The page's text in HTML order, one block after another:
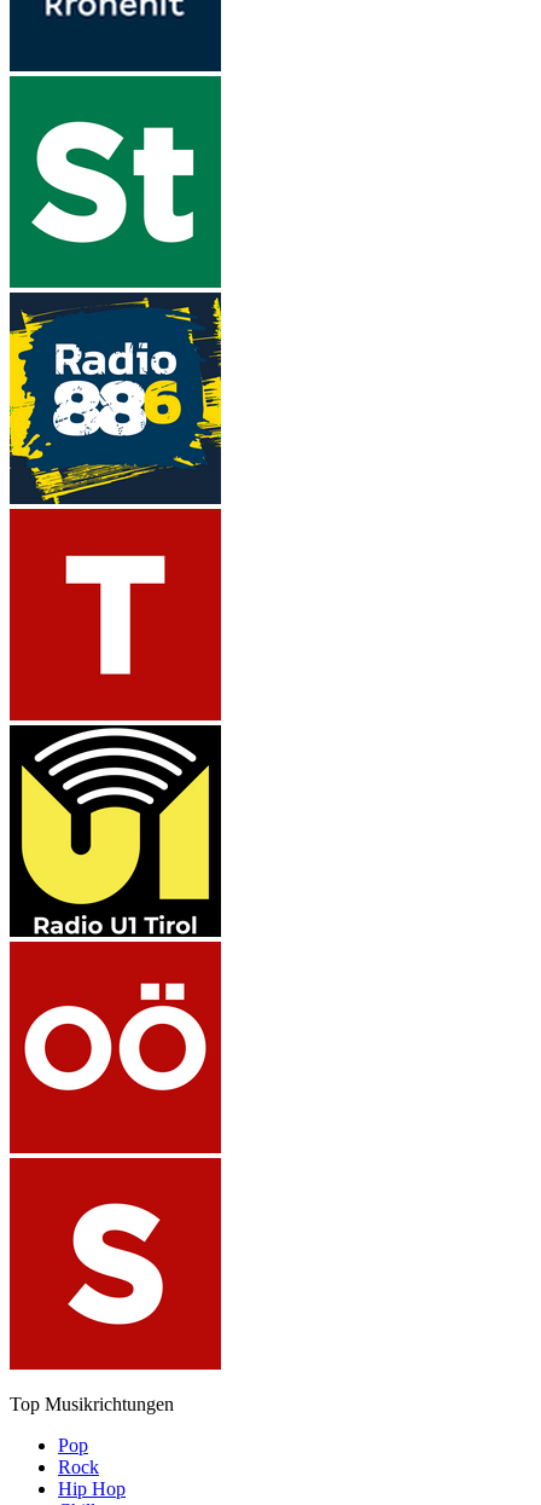
Top Musikrichtungen
Pop
Rock
Hip Hop